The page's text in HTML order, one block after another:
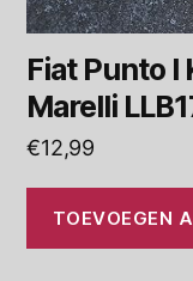
Fiat Punto
Marelli
€12,99
TOEVOEGEN